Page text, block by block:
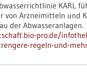
KARL
Arzneimitteln und
der Abwasseranlagen.
pro.de/
regeln-und-